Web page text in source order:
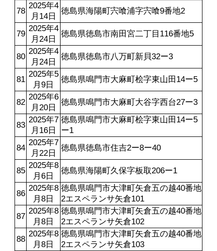
78
2025年4
月14日
徳島県海陽町宍喰浦字宍喰9番地2
79
2025年4
月24日
徳島県徳島市南田宮二丁目116番地5
80
2025年4
月24日
徳島県徳島市八万町新貝32ー3
81
2025年5
月9日
徳島県鳴門市大麻町桧字東山田14ー5
82
2025年6
月20日
徳島県鳴門市大麻町大谷字西台27ー3
83
2025年7
月16日
徳島県鳴門市大麻町桧字東山田14ー5
ー1
84
2025年7
月22日
徳島県徳島市住吉2ー8ー40
85
2025年8
月6日
徳島県海陽町久保字板取206ー1
86
2025年8
月8日
徳島県鳴門市大津町矢倉五の越40番地
2エスペランサ矢倉101
87
2025年8
月8日
徳島県鳴門市大津町矢倉五の越40番地
2エスペランサ矢倉102
88
2025年8
月8日
徳島県鳴門市大津町矢倉五の越40番地
2エスペランサ矢倉103